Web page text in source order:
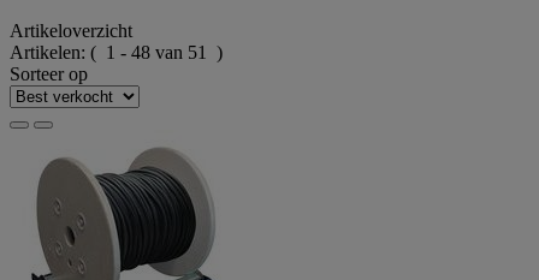
Artikeloverzicht
Artikelen: ( 1 - 48 van 51 )
Sorteer op